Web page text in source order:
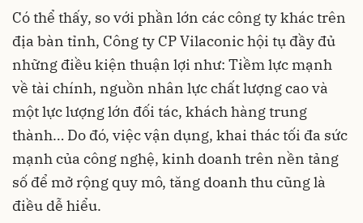
Có thể thấy, so với phần lớn các công ty khác trên
địa bàn tỉnh, Công ty CP Vilaconic hội tụ đầy đủ
những điều kiện thuận lợi như: Tiềm lực mạnh
về tài chính, nguồn nhân lực chất lượng cao và
một lực lượng lớn đối tác, khách hàng trung
thành… Do đó, việc vận dụng, khai thác tối đa sức
mạnh của công nghệ, kinh doanh trên nền tảng
số để mở rộng quy mô, tăng doanh thu cũng là
điều dễ hiểu.